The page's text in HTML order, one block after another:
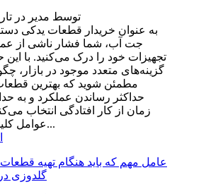
توسط مدیر در تاریخ 25-
به عنوان خریدار قطعات یدکی
جت آب، شما فشار ناشی از
تجهیزات خود را درک می‌کنید. با این
گزینه‌های متعدد موجود در بازار،
مطمئن شوید که بهترین
حداکثر رساندن عملکرد و به
زمان از کار افتادگی انتخاب
عوامل کلیدی بپردازیم...